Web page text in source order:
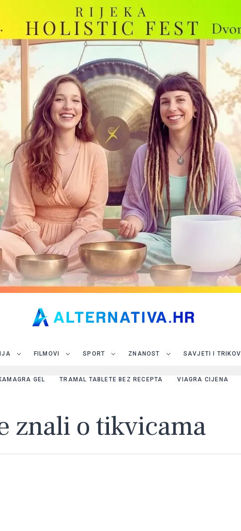
FILMOVI SPORT ZNANOST SAVJETI I TRIKOVI
GEL TRAMAL TABLETE BEZ RECEPTA VIAGRA CIJENA
znali o tikvicama